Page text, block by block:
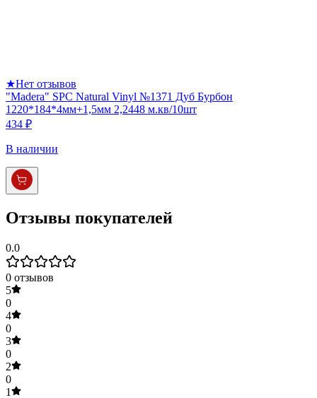
★Нет отзывов
"Madera" SPC Natural Vinyl №1371 Дуб Бурбон
1220*184*4мм+1,5мм 2,2448 м.кв/10шт
434 ₽
В наличии
Отзывы покупателей
0.0
0 отзывов
5
0
4
0
3
0
2
0
1